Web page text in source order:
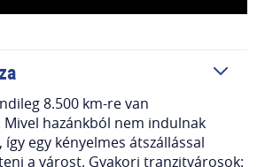
8.500 km-re van
hazánkból nem indulnak
egy kényelmes átszállással
a várost. Gyakori tranzitvárosok: